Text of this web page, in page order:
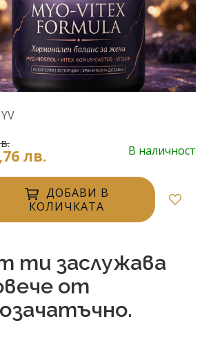
лв. В наличност
ДОБАВИ В
КОЛИЧКАТА
ти заслужава
от